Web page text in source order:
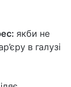
якби не
в галузі